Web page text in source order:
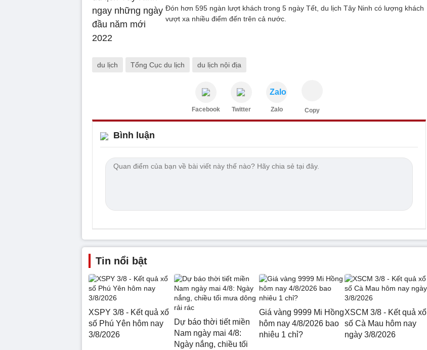
Đón hơn 595 ngàn lượt khách trong 5 ngày Tết, du lịch Tây Ninh có lượng khách
vượt xa nhiều điểm đến trên cả nước.
du lịch Tổng Cục du lịch du lịch nội địa
Facebook Twitter
Zalo
Zalo Copy
Bình luận
Tin nổi bật
XSPY 3/8 - Kết quả xổ
số Phú Yên hôm nay
3/8/2026
Dự báo thời tiết miền
Nam ngày mai 4/8:
Ngày nắng, chiều tối
Giá vàng 9999 Mi Hồng
hôm nay 4/8/2026 bao
nhiêu 1 chỉ?
XSCM 3/8 - Kết quả xổ
số Cà Mau hôm nay
ngày 3/8/2026